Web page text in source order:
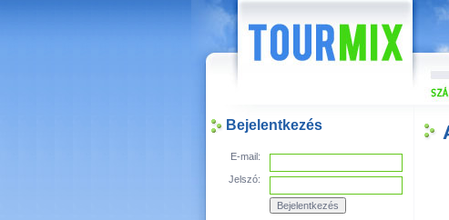
Bejelentkezés
E-mail:
Jelszó: